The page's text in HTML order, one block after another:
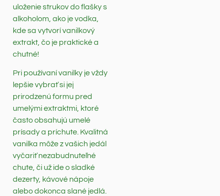
uloženie strukov do flašky s
alkoholom, ako je vodka,
kde sa vytvorí vanilkový
extrakt, čo je praktické a
chutné!
Pri používaní vanilky je vždy
lepšie vybrať si jej
prirodzenú formu pred
umelými extraktmi, ktoré
často obsahujú umelé
prísady a príchute. Kvalitná
vanilka môže z vašich jedál
vyčariť nezabudnuteľné
chute, či už ide o sladké
dezerty, kávové nápoje
alebo dokonca slané jedlá.